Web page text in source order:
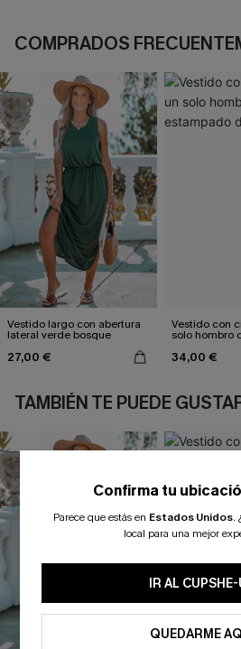
COMPRADOS
Vestido largo con abertura
lateral verde bosque
27,00 €
Vestido con
solo hombro
34,00 €
TAMBIÉN TE PUEDE
Confirma tu
Parece que estás en Estados Unidos.
local para una mejor
IR AL
QUEDARME